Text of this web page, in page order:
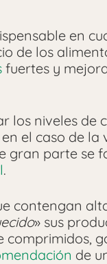
en
de los
fuertes y
los niveles de
el caso de la
gran parte
.
contengan
» sus
de